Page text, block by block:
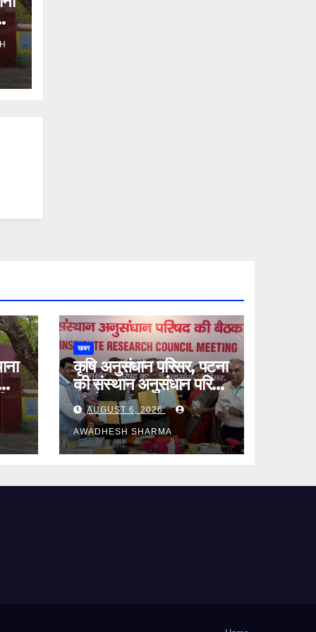
खबर
कृषि अनुसंधान परिसर, पटना
की संस्थान अनुसंधान परिषद
की बैठक सम्पन्न
AUGUST 6, 2026
AWADHESH SHARMA